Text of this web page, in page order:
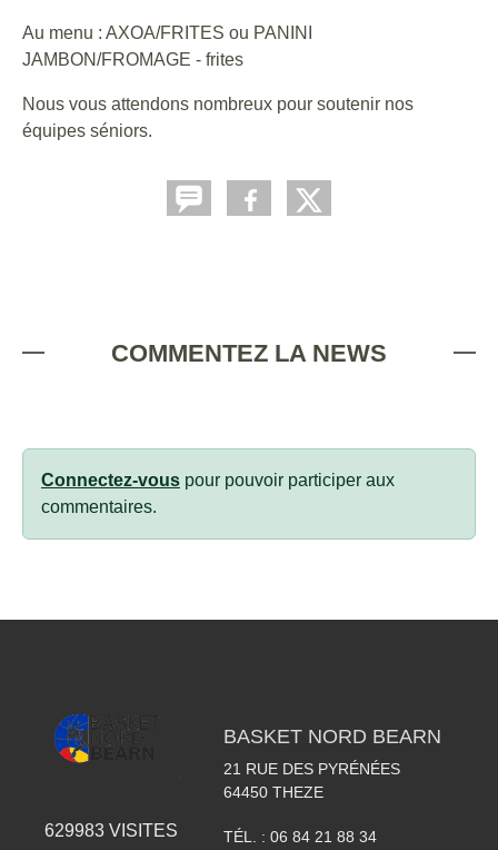
Au menu : AXOA/FRITES ou PANINI
JAMBON/FROMAGE - frites
Nous vous attendons nombreux pour soutenir nos
équipes séniors.
COMMENTEZ LA NEWS
Connectez-vous pour pouvoir participer aux
commentaires.
629983 VISITES
BASKET NORD BEARN
21 RUE DES PYRÉNÉES
64450 THEZE
TÉL. : 06 84 21 88 34